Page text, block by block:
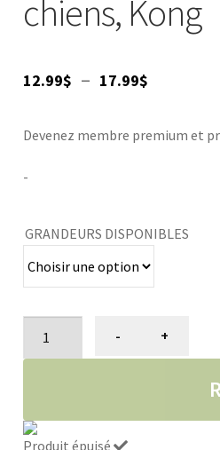
chiens, Kong
12.99$ – 17.99$Plage
prix :
17.99$
Devenez membre premium et
-
GRANDEURS DISPONIBLES
Spunky
- +
Produit épuisé